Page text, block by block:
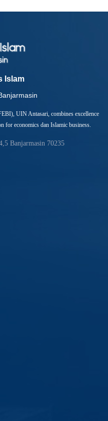
Islam
UIN Antasari, combines excellence
for economics dan Islamic business.
Banjarmasin 70235